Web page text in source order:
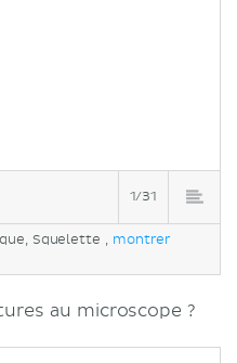
1/31
Squelette , montrer
au microscope ?